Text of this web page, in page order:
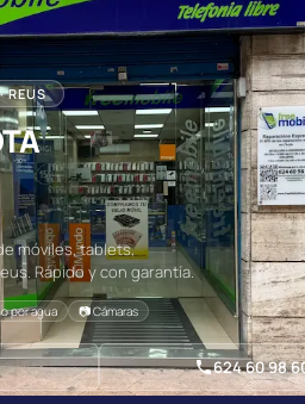
REUS
móviles, tablets,
Rápido y con garantía.
por agua 📷 Cámaras
624 60 98